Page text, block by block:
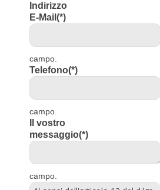
Indirizzo
E-Mail (*)
campo.
Telefono(*)
campo.
Il vostro
messaggio(*)
campo.